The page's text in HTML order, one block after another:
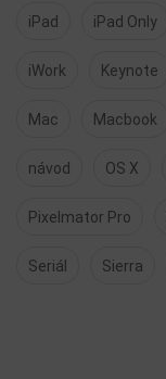
iPad iPad Only
iWork Keynote
Mac Macbook
návod OS X
Pixelmator Pro
Seriál Sierra